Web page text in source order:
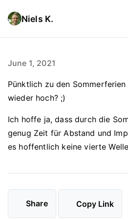
Niels K.
June 1, 2021
Pünktlich zu den
wieder hoch? ;)
Ich hoffe ja, dass durch die
genug Zeit für Abstand und
es hoffentlich keine vierte
Share Copy Link